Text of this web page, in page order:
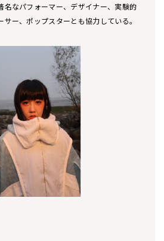
名なパフォーマー、デザイナー、実験的
ー、ポップスターとも協力している。